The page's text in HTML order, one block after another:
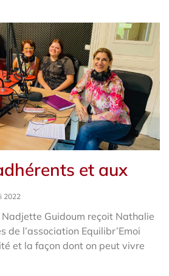
et aux
2022
Guidoum reçoit Nathalie
de l’association Equilibr’Emoi
et la façon dont on peut vivre